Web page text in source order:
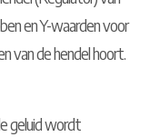
en Y-waarden voor
van de hendel hoort.
geluid wordt